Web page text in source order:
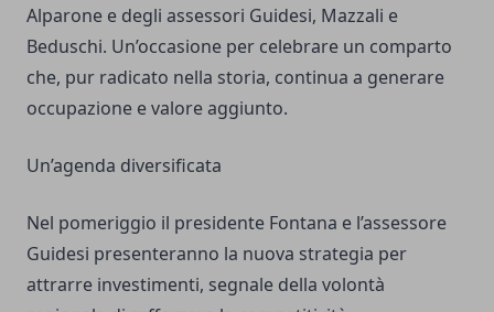
Alparone e degli assessori Guidesi, Mazzali e
Beduschi. Un’occasione per celebrare un comparto
che, pur radicato nella storia, continua a generare
occupazione e valore aggiunto.
Un’agenda diversificata
Nel pomeriggio il presidente Fontana e l’assessore
Guidesi presenteranno la nuova strategia per
attrarre investimenti, segnale della volontà